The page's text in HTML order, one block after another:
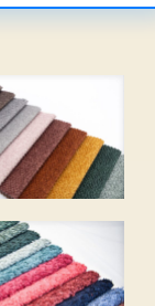
szín – 6 950
Ft